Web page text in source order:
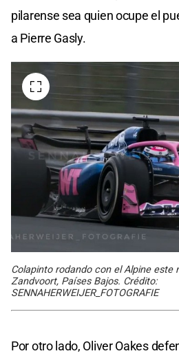
pilarense sea quien ocupe el
a Pierre Gasly.
Colapinto rodando con el Alpine este
Zandvoort, Países Bajos. Crédito:
SENNAHERWEIJER_FOTOGRAFIE
Por otro lado, Oliver Oakes